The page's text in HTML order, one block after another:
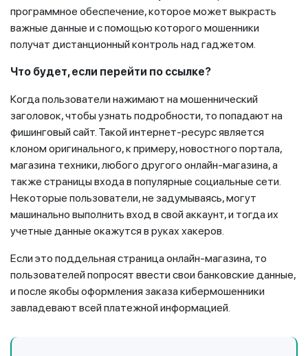
программное обеспечение, которое может выкрасть
важные данные и с помощью которого мошенники
получат дистанционный контроль над гаджетом.
Что будет, если перейти по ссылке?
Когда пользователи нажимают на мошеннический
заголовок, чтобы узнать подробности, то попадают на
фишинговый сайт. Такой интернет-ресурс является
клоном оригинального, к примеру, новостного портала,
магазина техники, любого другого онлайн-магазина, а
также страницы входа в популярные социальные сети.
Некоторые пользователи, не задумываясь, могут
машинально выполнить вход в свой аккаунт, и тогда их
учетные данные окажутся в руках хакеров.
Если это поддельная страница онлайн-магазина, то
пользователей попросят ввести свои банковские данные,
и после якобы оформления заказа кибермошенники
завладевают всей платежной информацией.